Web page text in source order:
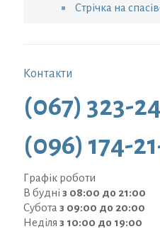
Стрічка на
Контакти
(067) 323-
(096) 174-
Графік роботи
В будні з 08:00 до 21:00
Субота з 09:00 до 20:00
Неділя з 10:00 до 19:00